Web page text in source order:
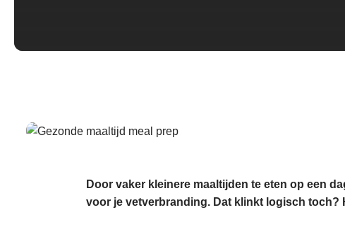
Door vaker kleinere maaltijden te eten op een
voor je vetverbranding. Dat klinkt logisch toch?